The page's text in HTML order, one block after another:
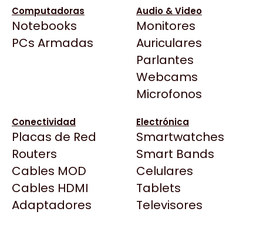
Computadoras
Notebooks
PCs Armadas
Audio & Video
Monitores
Auriculares
Parlantes
Webcams
Microfonos
Conectividad
Placas de Red
Routers
Cables MOD
Cables HDMI
Adaptadores
Electrónica
Smartwatches
Smart Bands
Celulares
Tablets
Televisores
BenQ
CX
Cooler Master
Deepcool
Dell
EVGA
Gamemax
Genesis
Genius
Todas las Tiendas
Click Gaming
Compufan Store
Dinobyte
Full H4rd
Gaming City
Gezatek
$744.900
Ver producto en la página de Gamer Factory